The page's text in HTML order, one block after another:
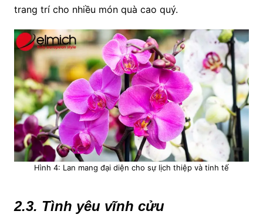
trang trí cho nhiều món quà cao quý.
Hình 4: Lan mang đại diện cho sự lịch thiệp và tinh tế
2.3. Tình yêu vĩnh cửu